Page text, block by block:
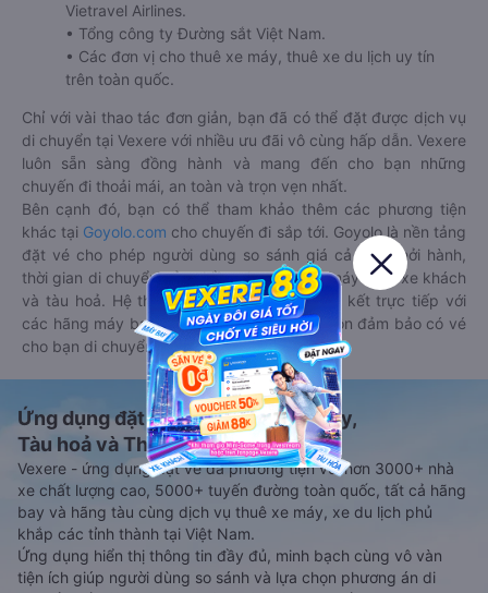
Vietravel Airlines.
• Tổng công ty Đường sắt Việt Nam.
• Các đơn vị cho thuê xe máy, thuê xe du lịch uy tín
trên toàn quốc.
Chỉ với vài thao tác đơn giản, bạn đã có thể đặt được dịch vụ
di chuyển tại Vexere với nhiều ưu đãi vô cùng hấp dẫn. Vexere
luôn sẵn sàng đồng hành và mang đến cho bạn những
chuyến đi thoải mái, an toàn và trọn vẹn nhất.
Bên cạnh đó, bạn có thể tham khảo thêm các phương tiện
khác tại Goyolo.com cho chuyến đi sắp tới. Goyolo là nền tảng
đặt vé cho phép người dùng so sánh giá cả, giờ khởi hành,
thời gian di chuyển của nhiều phương tiện máy bay, xe khách
và tàu hoả. Hệ thống của Goyolo được liên kết trực tiếp với
các hãng máy bay, xe khách và tàu hoả, luôn đảm bảo có vé
cho bạn di chuyển.
Ứng dụng đặt vé Xe khách, Máy bay,
Tàu hoả và Thuê xe
Vexere - ứng dụng đặt vé đa phương tiện với hơn 3000+ nhà
xe chất lượng cao, 5000+ tuyến đường toàn quốc, tất cả hãng
bay và hãng tàu cùng dịch vụ thuê xe máy, xe du lịch phủ
khắp các tỉnh thành tại Việt Nam.
Ứng dụng hiển thị thông tin đầy đủ, minh bạch cùng vô vàn
tiện ích giúp người dùng so sánh và lựa chọn phương án di